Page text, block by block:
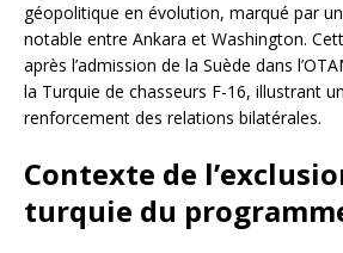
géopolitique en évolution, marqué par
notable entre Ankara et Washington.
après l’admission de la Suède dans
la Turquie de chasseurs F-16, illustrant
renforcement des relations bilatérales.
Contexte de
turquie du